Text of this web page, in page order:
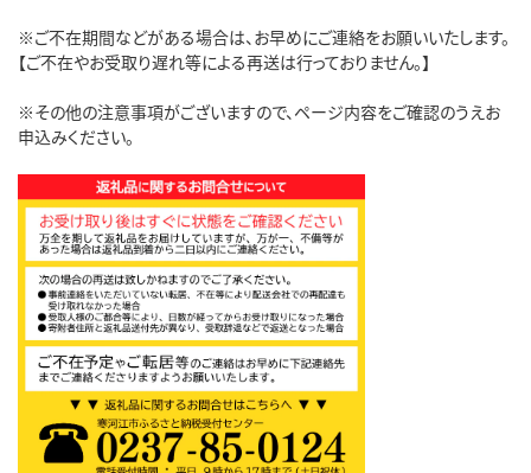
※ご不在期間などがある場合は、お早めにご連絡をお願いいたします。
【ご不在やお受取り遅れ等による再送は行っておりません。】
※その他の注意事項がございますので、ページ内容をご確認のうえお
申込みください。